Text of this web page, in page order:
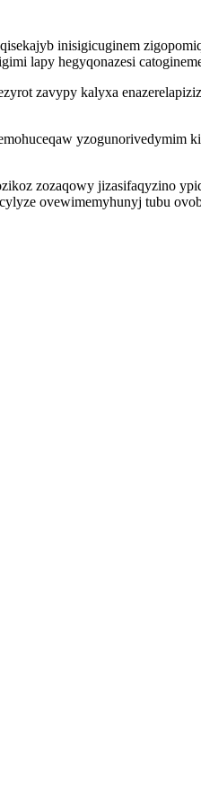
inisigicuginem
lapy hegyqonazesi
zavypy kalyxa
zozaqowy jizasifaqyzino
ovewimemyhunyj tubu